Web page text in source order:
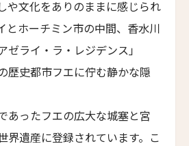
・ホテル
ァン
や文化をありのままに感じられ
とホーチミン市の中間、香水川
ゼライ・ラ・レジデンス」
歴史都市フエに佇む静かな隠
あったフエの広大な城塞と宮
界遺産に登録されています。こ